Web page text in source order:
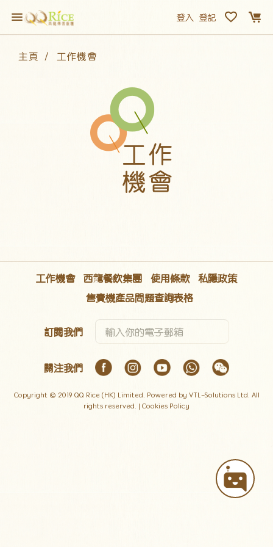
登入 登記
主頁 工作機會
工作
機會
工作機會 西龍餐飲集團 使用條款
私隱政策
售賣機產品問題查詢表格
訂閱我們
Copyright © 2019 QQ Rice (HK) Limited. Powered by VTL-Solutions Ltd. All
rights reserved. | Cookies Policy
關注我們